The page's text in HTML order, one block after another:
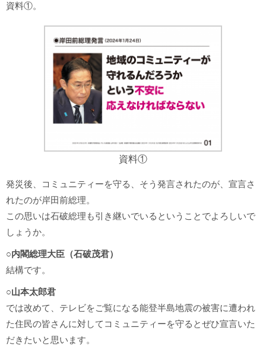
資料①。
資料①
発災後、コミュニティーを守る、そう発言されたのが、宣言さ
れたのが岸田前総理。
この思いは石破総理も引き継いでいるということでよろしいで
しょうか。
○内閣総理大臣（石破茂君）
結構です。
○山本太郎君
では改めて、テレビをご覧になる能登半島地震の被害に遭われ
た住民の皆さんに対してコミュニティーを守るとぜひ宣言いた
だきたいと思います。